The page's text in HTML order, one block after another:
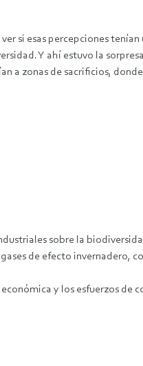
si esas percepciones
Y ahí estuvo la
a zonas de sacrificios,
sobre la
de efecto invernadero,
y los esfuerzos de